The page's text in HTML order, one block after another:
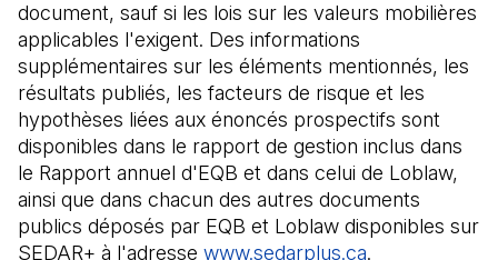
document, sauf si les lois sur les valeurs mobilières
applicables l'exigent. Des informations
supplémentaires sur les éléments mentionnés, les
résultats publiés, les facteurs de risque et les
hypothèses liées aux énoncés prospectifs sont
disponibles dans le rapport de gestion inclus dans
le Rapport annuel d'EQB et dans celui de Loblaw,
ainsi que dans chacun des autres documents
publics déposés par EQB et Loblaw disponibles sur
SEDAR+ à l'adresse www.sedarplus.ca(Il s'ouvre
.